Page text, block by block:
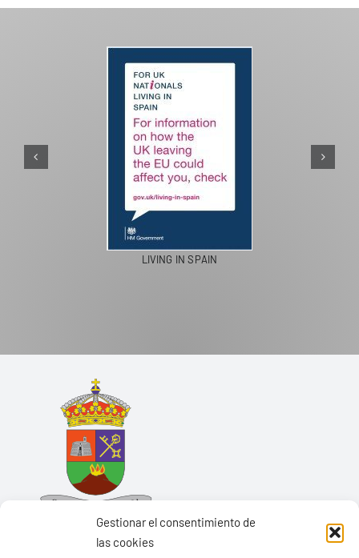
Gestionar el consentimiento de
las cookies
LIVING IN SPAIN